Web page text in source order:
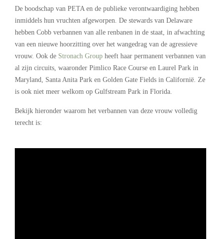
De boodschap van PETA en de publieke verontwaardiging hebben
inmiddels hun vruchten afgeworpen. De stewards van Delaware
hebben Cobb verbannen van alle renbanen in de staat, in afwachting
van een nieuwe hoorzitting over het wangedrag van de agressieve
vrouw. Ook de Stronach Group heeft haar permanent verbannen van
al zijn circuits, waaronder Pimlico Race Course en Laurel Park in
Maryland, Santa Anita Park en Golden Gate Fields in Californië. Ze
is ook niet meer welkom op Gulfstream Park in Florida.
Bekijk hieronder waarom het verbannen van deze vrouw volledig
terecht is: